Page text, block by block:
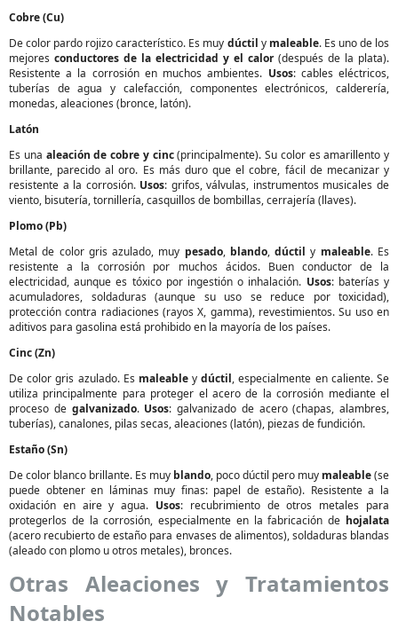
Cobre (Cu)
De color pardo rojizo característico. Es muy dúctil y maleable. Es uno de los
mejores conductores de la electricidad y el calor(después de la plata).
Resistente a la corrosión en muchos ambientes. Usos: cables eléctricos,
tuberías de agua y calefacción, componentes electrónicos, calderería,
monedas, aleaciones (bronce, latón).
Latón
Es una aleación de cobre y cinc(principalmente). Su color es amarillento y
brillante, parecido al oro. Es más duro que el cobre, fácil de mecanizar y
resistente a la corrosión. Usos: grifos, válvulas, instrumentos musicales de
viento, bisutería, tornillería, casquillos de bombillas, cerrajería (llaves).
Plomo (Pb)
Metal de color gris azulado, muy pesado, blando,dúctil y maleable. Es
resistente a la corrosión por muchos ácidos. Buen conductor de la
electricidad, aunque es tóxico por ingestión o inhalación. Usos: baterías y
acumuladores, soldaduras (aunque su uso se reduce por toxicidad),
protección contra radiaciones (rayos X, gamma), revestimientos. Su uso en
aditivos para gasolina está prohibido en la mayoría de los países.
Cinc (Zn)
De color gris azulado. Es maleableydúctil, especialmente en caliente. Se
utiliza principalmente para proteger el acero de la corrosión mediante el
proceso de galvanizado. Usos: galvanizado de acero (chapas, alambres,
tuberías), canalones, pilas secas, aleaciones (latón), piezas de fundición.
Estaño (Sn)
De color blanco brillante. Es muy blando, poco dúctil pero muy maleable(se
puede obtener en láminas muy finas: papel de estaño). Resistente a la
oxidación en aire y agua. Usos: recubrimiento de otros metales para
protegerlos de la corrosión, especialmente en la fabricación de hojalata
(acero recubierto de estaño para envases de alimentos), soldaduras blandas
(aleado con plomo u otros metales), bronces.
Otras Aleaciones y Tratamientos
Notables